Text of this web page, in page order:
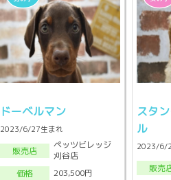
ドーベルマン
2023/6/27生まれ
販売店
ペッツビレッジ
刈谷店
価格
203,500円
スタ
ル
2023/6/
販売